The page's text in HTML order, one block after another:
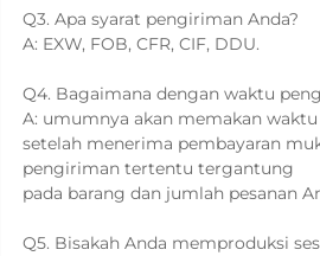
Q3. Apa syarat pengiriman Anda?
A: EXW, FOB, CFR, CIF, DDU.
Q4. Bagaimana dengan waktu
A: umumnya akan memakan
setelah menerima pembayaran
pengiriman tertentu tergantung
pada barang dan jumlah pesanan
Q5. Bisakah Anda memproduksi